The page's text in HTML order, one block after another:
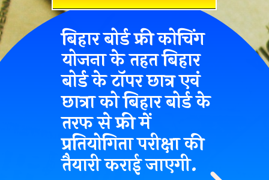
बिहार बोर्ड फ्री कोचिंग
योजना के तहत बिहार
बोर्ड के टॉपर छात्र एवं
छात्रा को बिहार बोर्ड के
तरफ से फ्री में
प्रतियोगिता परीक्षा की
तैयारी कराई जाएगी.